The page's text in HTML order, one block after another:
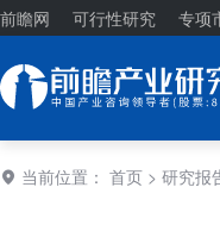
前瞻网 可行性研究 专项
当前位置： 首页 > 研究报